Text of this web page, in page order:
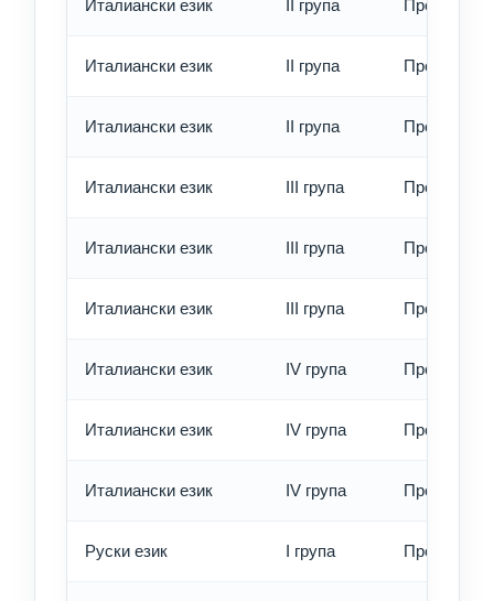
Италиански език II група Превод -
Италиански език II група Превод -
Италиански език II група Превод -
Италиански език III група Превод -
Италиански език III група Превод -
Италиански език III група Превод -
Италиански език IV група Превод -
Италиански език IV група Превод -
Италиански език IV група Превод -
Руски език I група Превод -